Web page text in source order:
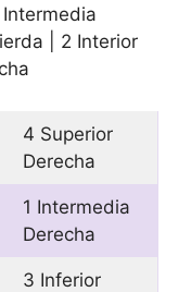
| 2 Interior
4 Superior
Derecha
1 Intermedia
Derecha
3 Inferior